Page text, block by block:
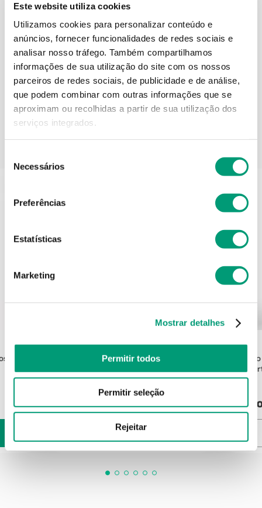
Este website utiliza cookies
Utilizamos cookies para personalizar conteúdo e
anúncios, fornecer funcionalidades de redes sociais e
analisar nosso tráfego. Também compartilhamos
informações de sua utilização do site com os nossos
parceiros de redes sociais, de publicidade e de análise,
que podem combinar com outras informações que se
aproximam ou recolhidas a partir de sua utilização dos
serviços integrados.
Necessários
Preferências
Estatísticas
Marketing
Mostrar detalhes
Permitir todos
Permitir seleção
Rejeitar
Modo de utilização
Informações técnicas
Cerave Higiene Espuma Limpeza 1l
22,16 €
ADICIONAR